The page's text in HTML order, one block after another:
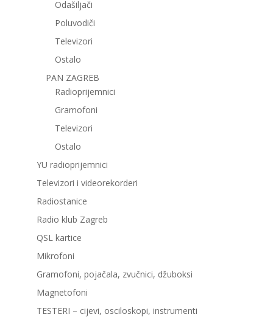
Odašiljači
Poluvodiči
Televizori
Ostalo
PAN ZAGREB
Radioprijemnici
Gramofoni
Televizori
Ostalo
YU radioprijemnici
Televizori i videorekorderi
Radiostanice
Radio klub Zagreb
QSL kartice
Mikrofoni
Gramofoni, pojačala, zvučnici, džuboksi
Magnetofoni
TESTERI – cijevi, osciloskopi, instrumenti